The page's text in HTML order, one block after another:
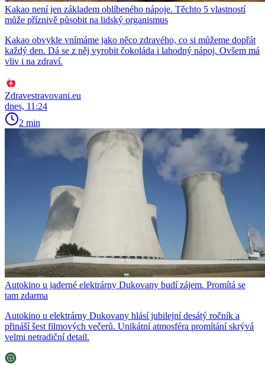
Kakao není jen základem oblíbeného nápoje. Těchto 5 vlastností
může příznivě působit na lidský organismus
Kakao obvykle vnímáme jako něco zdravého, co si můžeme dopřát
každý den. Dá se z něj vyrobit čokoláda i lahodný nápoj. Ovšem má
vliv i na zdraví.
Zdravestravovani.eu
dnes, 11:24
2 min
Autokino u jaderné elektrárny Dukovany budí zájem. Promítá se
tam zdarma
Autokino u elektrárny Dukovany hlásí jubilejní desátý ročník a
přináší šest filmových večerů. Unikátní atmosféra promítání skrývá
velmi netradiční detail.